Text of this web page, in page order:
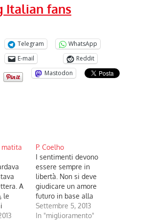
Italian fans
Telegram
WhatsApp
E-mail
Reddit
Mastodon
matita
A
le
P. Coelho
I sentimenti devono
essere sempre in
libertà. Non si deve
giudicare un amore
futuro in base alla
sofferenza passata.
Settembre 5, 2013
In "miglioramento"